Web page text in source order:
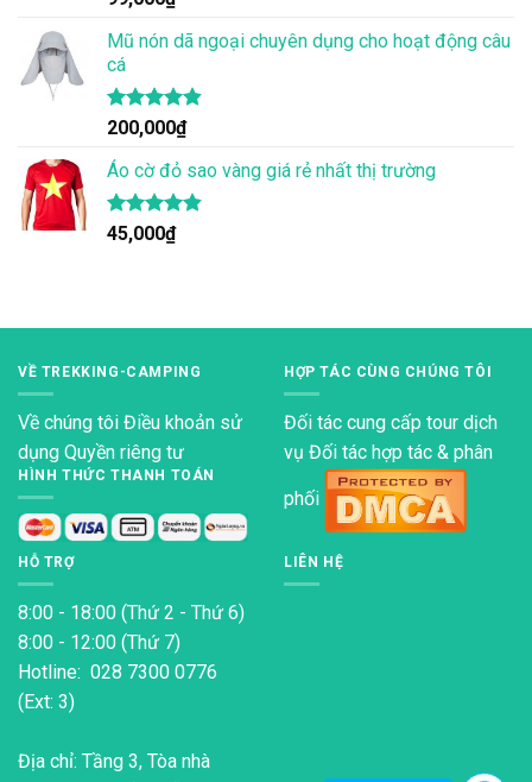
hạng
4.83
5 sao
Mũ nón dã ngoại chuyên dụng cho hoạt động câu
cá
Được xếp
hạng
4.83
5 sao
200,000₫
Áo cờ đỏ sao vàng giá rẻ nhất thị trường
Được xếp
hạng
4.80
45,000₫
VỀ TREKKING-CAMPING
Về chúng tôi Điều khoản sử
dụng Quyền riêng tư
HÌNH THỨC THANH TOÁN
HỢP TÁC CÙNG CHÚNG TÔI
Đối tác cung cấp tour dịch
vụ Đối tác hợp tác & phân
phối
HỖ TRỢ
8:00 - 18:00 (Thứ 2 - Thứ 6)
8:00 - 12:00 (Thứ 7)
Hotline: 028 7300 0776
(Ext: 3)
Địa chỉ: Tầng 3, Tòa nhà
LIÊN HỆ